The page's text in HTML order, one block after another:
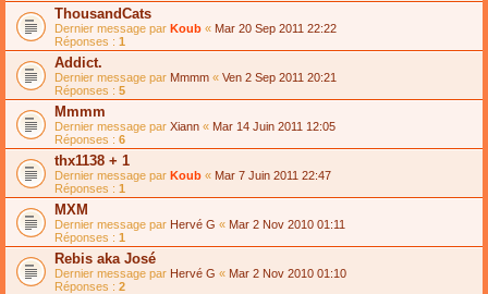
ThousandCats
Dernier message par Koub « Mar 20 Sep 2011 22:22
Réponses : 1
Addict.
Dernier message par Mmmm « Ven 2 Sep 2011 20:21
Réponses : 5
Mmmm
Dernier message par Xiann « Mar 14 Juin 2011 12:05
Réponses : 6
thx1138 + 1
Dernier message par Koub « Mar 7 Juin 2011 22:47
Réponses : 1
MXM
Dernier message par Hervé G « Mar 2 Nov 2010 01:11
Réponses : 1
Rebis aka José
Dernier message par Hervé G « Mar 2 Nov 2010 01:10
Réponses : 2